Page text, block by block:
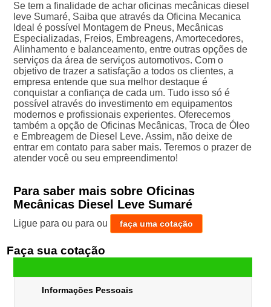
Se tem a finalidade de achar oficinas mecânicas diesel
leve Sumaré, Saiba que através da Oficina Mecanica
Ideal é possível Montagem de Pneus, Mecânicas
Especializadas, Freios, Embreagens, Amortecedores,
Alinhamento e balanceamento, entre outras opções de
serviços da área de serviços automotivos. Com o
objetivo de trazer a satisfação a todos os clientes, a
empresa entende que sua melhor destaque é
conquistar a confiança de cada um. Tudo isso só é
possível através do investimento em equipamentos
modernos e profissionais experientes. Oferecemos
também a opção de Oficinas Mecânicas, Troca de Óleo
e Embreagem de Diesel Leve. Assim, não deixe de
entrar em contato para saber mais. Teremos o prazer de
atender você ou seu empreendimento!
Para saber mais sobre Oficinas
Mecânicas Diesel Leve Sumaré
Ligue para ou para ou faça uma cotação
Faça sua cotação
Informações Pessoais